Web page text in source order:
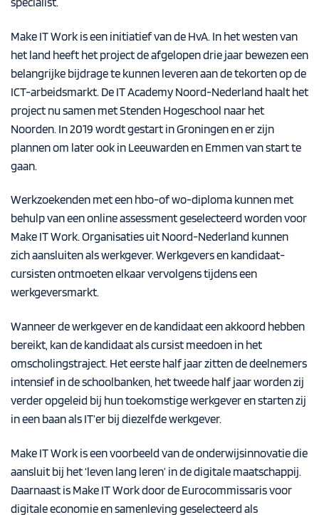
Make IT Work is een initiatief van de HvA. In het westen van
het land heeft het project de afgelopen drie jaar bewezen een
belangrijke bijdrage te kunnen leveren aan de tekorten op de
ICT-arbeidsmarkt. De IT Academy Noord-Nederland haalt het
project nu samen met Stenden Hogeschool naar het
Noorden. In 2019 wordt gestart in Groningen en er zijn
plannen om later ook in Leeuwarden en Emmen van start te
gaan.
Werkzoekenden met een hbo-of wo-diploma kunnen met
behulp van een online assessment geselecteerd worden voor
Make IT Work. Organisaties uit Noord-Nederland kunnen
zich aansluiten als werkgever. Werkgevers en kandidaat-
cursisten ontmoeten elkaar vervolgens tijdens een
werkgeversmarkt.
Wanneer de werkgever en de kandidaat een akkoord hebben
bereikt, kan de kandidaat als cursist meedoen in het
omscholingstraject. Het eerste half jaar zitten de deelnemers
intensief in de schoolbanken, het tweede half jaar worden zij
verder opgeleid bij hun toekomstige werkgever en starten zij
in een baan als IT’er bij diezelfde werkgever.
Make IT Work is een voorbeeld van de onderwijsinnovatie die
aansluit bij het ‘leven lang leren’ in de digitale maatschappij.
Daarnaast is Make IT Work door de Eurocommissaris voor
digitale economie en samenleving geselecteerd als